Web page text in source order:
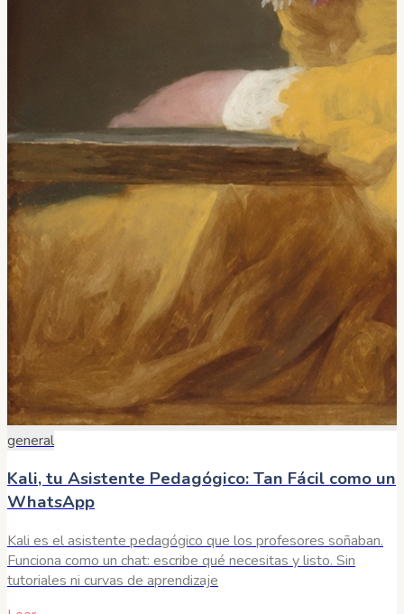
general
Kali, tu Asistente Pedagógico: Tan Fácil como un
WhatsApp
Kali es el asistente pedagógico que los profesores soñaban.
Funciona como un chat: escribe qué necesitas y listo. Sin
tutoriales ni curvas de aprendizaje